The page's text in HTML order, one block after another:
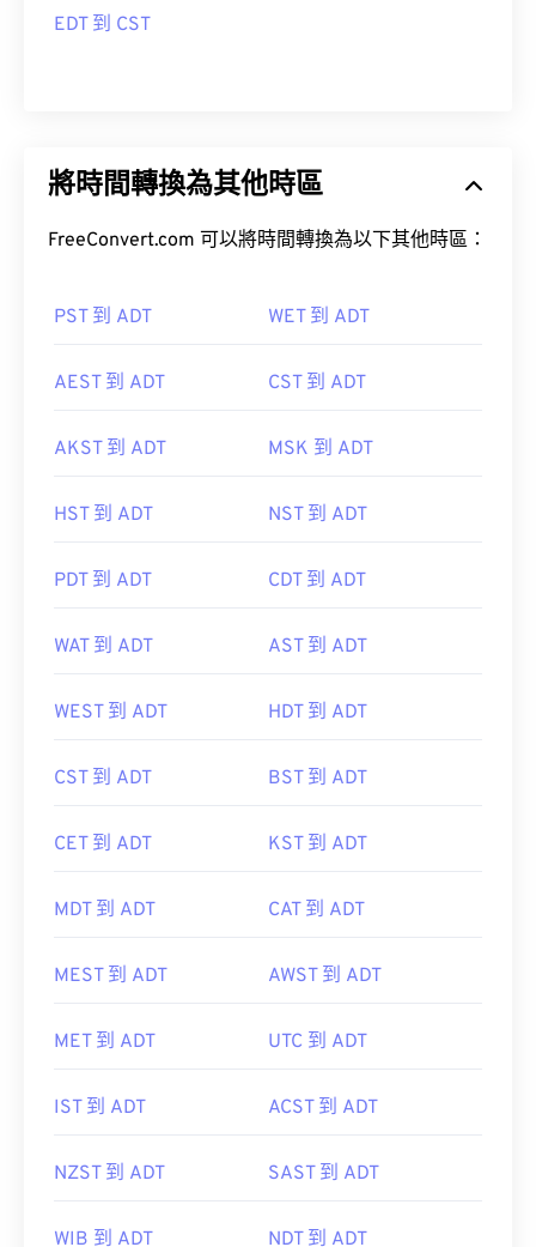
EDT 到 CST
將時間轉換為其他時區
FreeConvert.com 可以將時間轉換為以下其他時區：
PST 到 ADT WET 到 ADT
AEST 到 ADT CST 到 ADT
AKST 到 ADT MSK 到 ADT
HST 到 ADT NST 到 ADT
PDT 到 ADT CDT 到 ADT
WAT 到 ADT AST 到 ADT
WEST 到 ADT HDT 到 ADT
CST 到 ADT BST 到 ADT
CET 到 ADT KST 到 ADT
MDT 到 ADT CAT 到 ADT
MEST 到 ADT AWST 到 ADT
MET 到 ADT UTC 到 ADT
IST 到 ADT ACST 到 ADT
NZST 到 ADT SAST 到 ADT
WIB 到 ADT NDT 到 ADT